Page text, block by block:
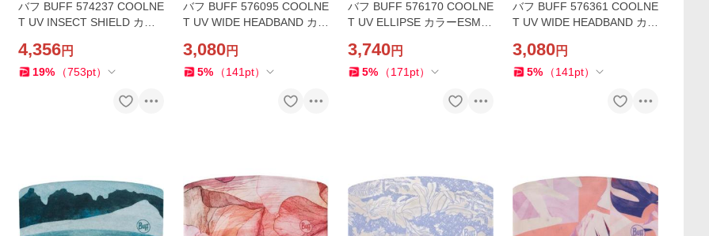
バフ BUFF 574237 COOLNE
T UV INSECT SHIELD カラ
UPF50 防虫効果 ネックチュ
ーブ アウトドア 釣り 登山 キ
4,356円
19% （753pt）
バフ BUFF 576095 COOLNE
T UV WIDE HEADBAND カラ
バンド UPF50 ランニング ジ
ム ヨガ ストレッチ スポーツ
3,080円
5% （141 pt）
バフ BUFF 576170 COOLNE
T UV ELLIPSE カラーESME
ヘッドバンド UPF50 ランニ
ング ジム ヨガ ストレッチ ス
3,740円
5% （171 pt）
バフ BUFF 576361 COOLNE
T UV WIDE HEADBAND カラ
ンド UPF50 ランニング ジム
ヨガ ストレッチ スポーツ
3,080円
5% （141 pt）